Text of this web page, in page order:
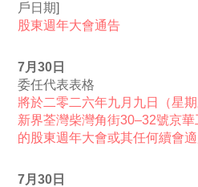
戶日期]
股東週年大會通告
7月30日
委任代表表格
將於二零二六年九月九日（星
新界荃灣柴灣角街30–32號京
的股東週年大會或其任何續會
7月30日